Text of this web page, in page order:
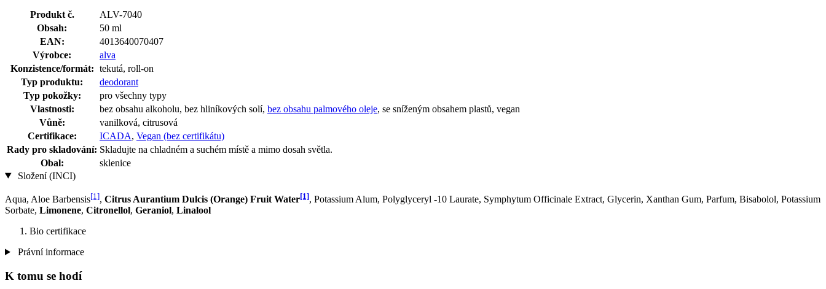
Produkt č.
ALV-7040
Obsah:
50 ml
EAN:
4013640070407
Výrobce:
alva
Konzistence/formát: tekutá, roll-on
Typ produktu:
deodorant
Typ pokožky:
pro všechny typy
Vlastnosti:
bez obsahu alkoholu, bez hliníkových solí, bez obsahu palmového oleje, se sníženým obsahem plastů, vegan
Vůně:
vanilková, citrusová
Certifikace:
ICADA, Vegan (bez certifikátu)
Rady pro skladování: Skladujte na chladném a suchém místě a mimo dosah světla.
Obal:
sklenice
Složení (INCI)
Aqua, Aloe Barbensis[1], Citrus Aurantium Dulcis (Orange) Fruit Water[1], Potassium Alum, Polyglyceryl -10 Laurate, Symphytum Officinale Extract, Glycerin, Xanthan Gum, Parfum, Bisabolol, Potassium
Sorbate, Limonene, Citronellol, Geraniol, Linalool
Bio certifikace
Právní informace
K tomu se hodí